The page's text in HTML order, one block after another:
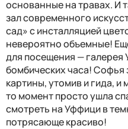
основанные на травах. И
зал современного
сад» с инсталляцией
невероятно объемные!
для посещения —
бомбических часа! Софья
картины, утомив и гида,
то момент просто ушла
смотреть на Уффици в
потрясающе красиво!